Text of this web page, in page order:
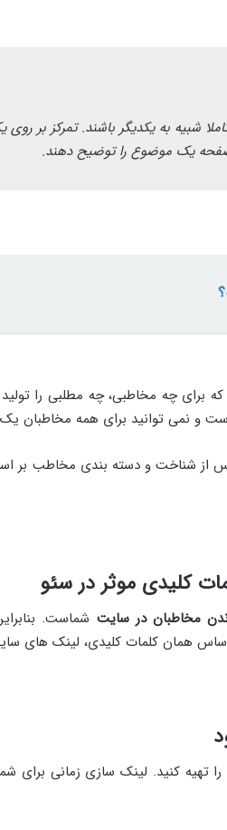
شبیه به یکدیگر باشند. تمرکز بر
یک موضوع را توضیح دهند.
برای چه مخاطبی، چه مطلبی را
و نمی‌ توانید برای همه
پس از شناخت و دسته بندی مخاطب بر
کلیدی موثر در سئو
مخاطبان در سایت شماست.
اساس همان کلمات کلیدی، لینک های
کنید. لینک سازی زمانی برای